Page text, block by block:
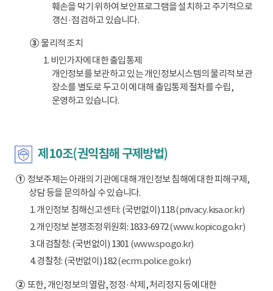
훼손을 막기 위하여 보안프로그램을 설치하고 주기적으로
갱신·점검하고 있습니다.
③물리적 조치
1. 비인가자에 대한 출입통제
개인정보를 보관하고 있는 개인정보시스템의 물리적 보관
장소를 별도로 두고 이에 대해 출입통제 절차를 수립,
운영하고 있습니다.
제10조(권익침해 구제방법)
①정보주체는 아래의 기관에 대해 개인정보 침해에 대한 피해구제,
상담 등을 문의하실 수 있습니다.
1. 개인정보 침해신고센터: (국번없이) 118(privacy.kisa.or.kr)
2. 개인정보 분쟁조정위원회: 1833-6972(www.kopico.go.kr)
3. 대검찰청: (국번없이) 1301 (www.spo.go.kr)
4. 경찰청: (국번없이) 182(ecrm.police.go.kr)
②또한, 개인정보의 열람, 정정·삭제, 처리정지 등에 대한